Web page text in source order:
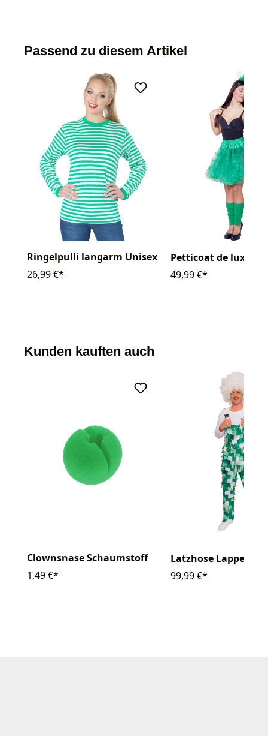
Passend zu diesem Artikel
Ringelpulli langarm Unisex
26,99 €*
Petticoat de luxe
49,99 €*
Kunden kauften auch
Clownsnase Schaumstoff
1,49 €*
Latzhose Lappen
99,99 €*